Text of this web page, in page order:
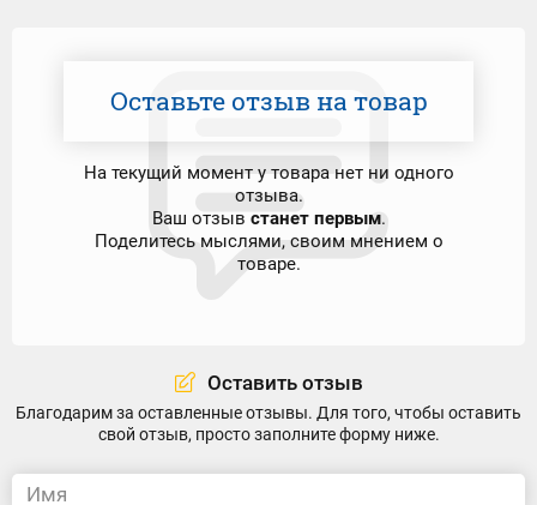
Оставьте отзыв на товар
На текущий момент у товара нет ни одного
отзыва.
Ваш отзыв станет первым.
Поделитесь мыслями, своим мнением о
товаре.
Оставить отзыв
Благодарим за оставленные отзывы. Для того, чтобы оставить
свой отзыв, просто заполните форму ниже.